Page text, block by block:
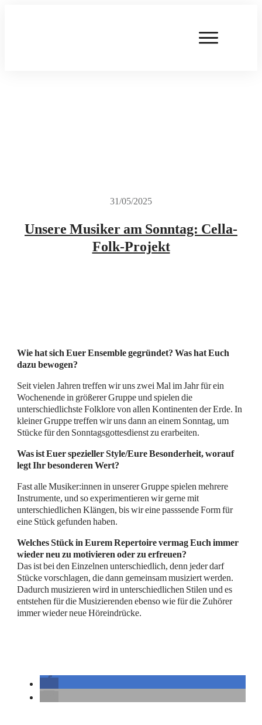
31/05/2025
Unsere Musiker am Sonntag: Cella-
Folk-Projekt
Wie hat sich Euer Ensemble gegründet? Was hat Euch
dazu bewogen?
Seit vielen Jahren treffen wir uns zwei Mal im Jahr für ein
Wochenende in größerer Gruppe und spielen die
unterschiedlichste Folklore von allen Kontinenten der Erde. In
kleiner Gruppe treffen wir uns dann an einem Sonntag, um
Stücke für den Sonntagsgottesdienst zu erarbeiten.
Was ist Euer spezieller Style/Eure Besonderheit, worauf
legt Ihr besonderen Wert?
Fast alle Musiker:innen in unserer Gruppe spielen mehrere
Instrumente, und so experimentieren wir gerne mit
unterschiedlichen Klängen, bis wir eine passsende Form für
eine Stück gefunden haben.
Welches Stück in Eurem Repertoire vermag Euch immer
wieder neu zu motivieren oder zu erfreuen?
Das ist bei den Einzelnen unterschiedlich, denn jeder darf
Stücke vorschlagen, die dann gemeinsam musiziert werden.
Dadurch musizieren wird in unterschiedlichen Stilen und es
entstehen für die Musizierenden ebenso wie für die Zuhörer
immer wieder neue Höreindrücke.